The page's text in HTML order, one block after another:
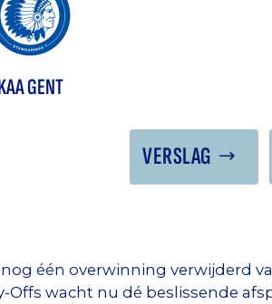
GENT
VERSLAG
nog één overwinning verwijderd
Offs wacht nu dé beslissende